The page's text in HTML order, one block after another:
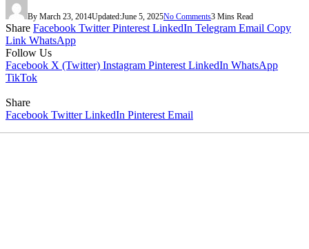
By March 23, 2014Updated:June 5, 2025No Comments3 Mins Read
Share Facebook Twitter Pinterest LinkedIn Telegram Email Copy
Link WhatsApp
Follow Us
Facebook X (Twitter) Instagram Pinterest LinkedIn WhatsApp
TikTok
Share
Facebook Twitter LinkedIn Pinterest Email